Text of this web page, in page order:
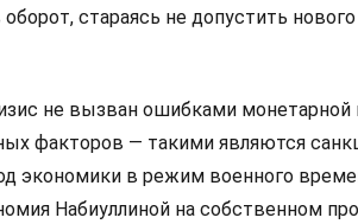
стараясь не допустить
не вызван ошибками монетарной
факторов — такими являются
экономики в режим военного
Набиуллиной на собственном